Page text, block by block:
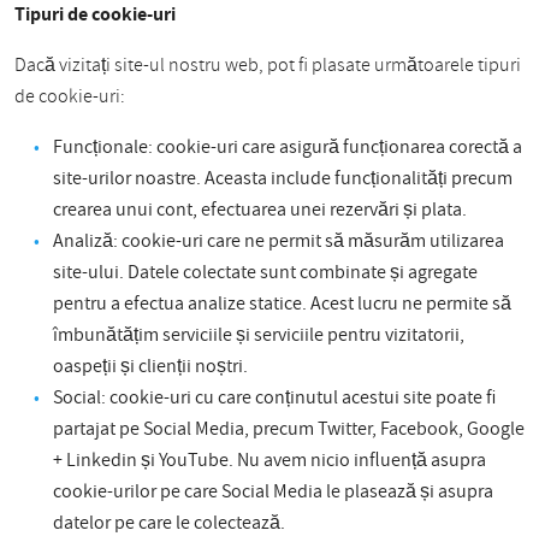
Tipuri de cookie-uri
Dacă vizitați site-ul nostru web, pot fi plasate următoarele tipuri
de cookie-uri:
Funcționale: cookie-uri care asigură funcționarea corectă a
site-urilor noastre. Aceasta include funcționalități precum
crearea unui cont, efectuarea unei rezervări și plata.
Analiză: cookie-uri care ne permit să măsurăm utilizarea
site-ului. Datele colectate sunt combinate și agregate
pentru a efectua analize statice. Acest lucru ne permite să
îmbunătățim serviciile și serviciile pentru vizitatorii,
oaspeții și clienții noștri.
Social: cookie-uri cu care conținutul acestui site poate fi
partajat pe Social Media, precum Twitter, Facebook, Google
+ Linkedin și YouTube. Nu avem nicio influență asupra
cookie-urilor pe care Social Media le plasează și asupra
datelor pe care le colectează.